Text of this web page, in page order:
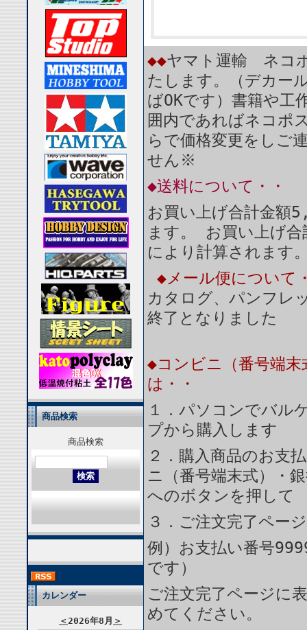
商品検索
商品検索
カレンダー
＜2026年8月 ＞
◆◆ヤマト運輸 ネコ
たします。（デカー
ばOKです）書籍や工
囲内であればネコポ
らで価格変更をしご
せん※
◆送料について・・
お買い上げ合計金額
ます。 お買い上げ
により計算されます
◆メール便について
カタログ、パンフレ
終了となりました
◆コンビニ（番号端末
は・・
１．パソコンでバル
プから購入します
２．購入商品のお支
ニ（番号端末式）・
へのボタンを押して
３．ご注文完了ペー
例）お支払い番号
です）
ご注文完了ページに
めてください。